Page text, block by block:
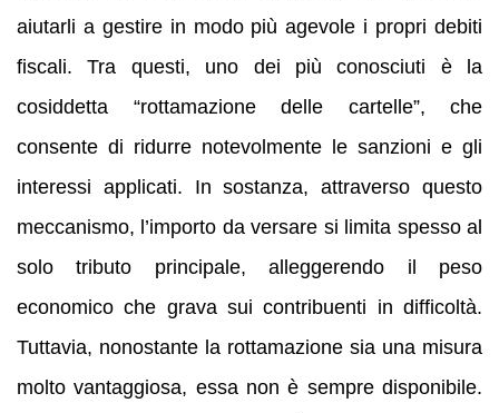
aiutarli a gestire in modo più agevole i propri debiti
fiscali. Tra questi, uno dei più conosciuti è la
cosiddetta “rottamazione delle cartelle”, che
consente di ridurre notevolmente le sanzioni e gli
interessi applicati. In sostanza, attraverso questo
meccanismo, l’importo da versare si limita spesso al
solo tributo principale, alleggerendo il peso
economico che grava sui contribuenti in difficoltà.
Tuttavia, nonostante la rottamazione sia una misura
molto vantaggiosa, essa non è sempre disponibile.